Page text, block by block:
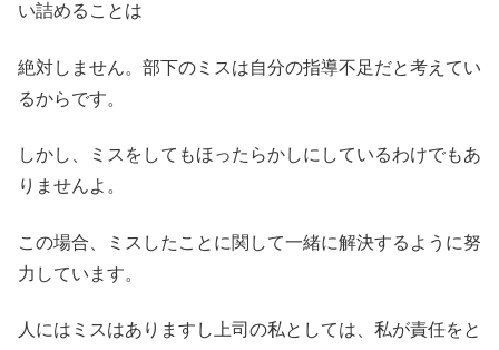
い詰めることは
絶対しません。部下のミスは自分の指導不足だと考えてい
るからです。
しかし、ミスをしてもほったらかしにしているわけでもあ
りませんよ。
この場合、ミスしたことに関して一緒に解決するように努
力しています。
人にはミスはありますし上司の私としては、私が責任をと